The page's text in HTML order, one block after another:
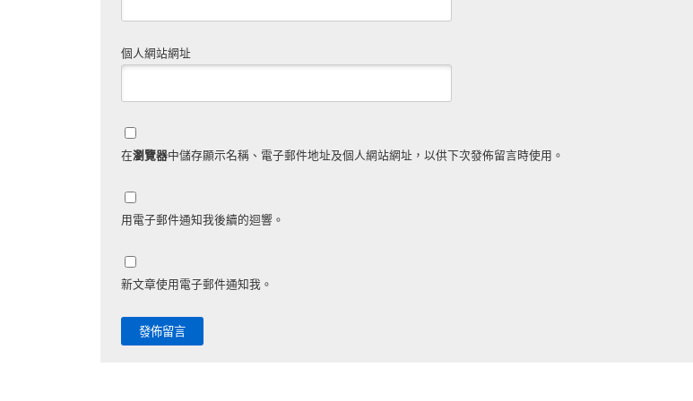
個人網站網址
在瀏覽器中儲存顯示名稱、電子郵件地址及個人網站網址，以供下次發佈留言時使用。
用電子郵件通知我後續的迴響。
新文章使用電子郵件通知我。